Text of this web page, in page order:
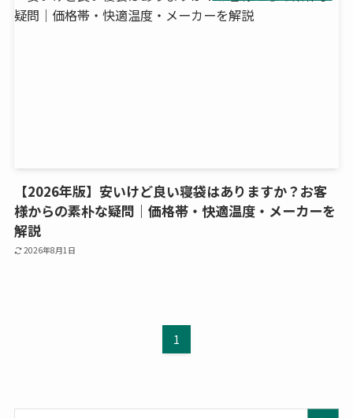
【2026年版】安いけど良い寝袋はありますか？お客
様からの素朴な疑問｜価格帯・快適温度・メーカーを
解説
2026年8月1日
1